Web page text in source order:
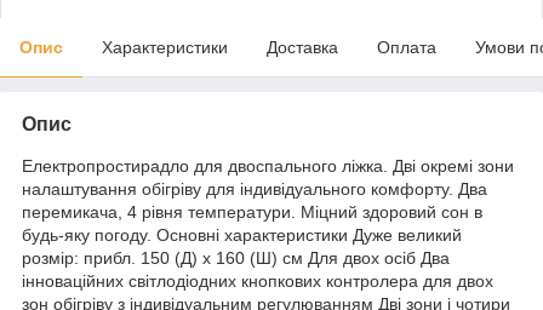
Опис Характеристики Доставка Оплата Умови
Опис
Електропростирадло для двоспального ліжка. Дві окремі зони
налаштування обігріву для індивідуального комфорту. Два
перемикача, 4 рівня температури. Міцний здоровий сон в
будь-яку погоду. Основні характеристики Дуже великий
розмір: прибл. 150 (Д) x 160 (Ш) см Для двох осіб Два
інноваційних світлодіодних кнопкових контролера для двох
зон обігріву з індивідуальним регулюванням Дві зони і чотири